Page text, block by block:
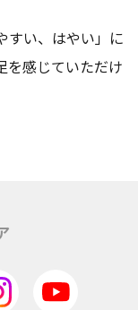
すい、はやい」に
を感じていただけ